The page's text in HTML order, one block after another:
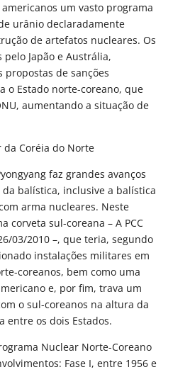
um vasto programa
urânio declaradamente
de artefatos nucleares. Os
pelo Japão e Austrália,
de sanções
o Estado norte-coreano, que
aumentando a situação de
da Coréia do Norte
faz grandes avanços
balística, inclusive a balística
arma nucleares. Neste
corveta sul-coreana – A PCC
03/2010 –, que teria, segundo
instalações militares em
coreanos, bem como uma
e, por fim, trava um
o sul-coreanos na altura da
entre os dois Estados.
Nuclear Norte-Coreano
Fase I, entre 1956 e